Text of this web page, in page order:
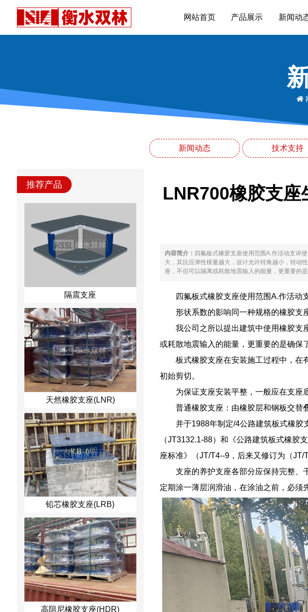
网站首页 产品展示 新闻动
新闻动态 技术支持
推荐产品
隔震支座
天然橡胶支座(LNR)
铅芯橡胶支座(LRB)
高阻尼橡胶支座(HDR)
LNR700橡胶支
内容简介： 四氟板式橡胶支座使用范围A.作活动支谇
大，其抗压弹性模量越大，设计允许转角越小，转动
座，不但可以隔离或耗散地震输入的能量，更重要的
四氟板式橡胶支座使用范围A.作活动
形状系数的影响同一种规格的橡胶支
我公司之所以提出建筑中使用橡胶支
或耗散地震输入的能量，更重要的是确保
板式橡胶支座在安装施工过程中，在
初始剪切。
为保证支座安装平整，一般应在支座
普通橡胶支座：由橡胶层和钢板交替
并于1988年制定/4公路建筑板式橡胶
（JT3132.1-88）和《公路建筑板式橡胶
座标准》（JT/T4--9，后来又修订为（
支座的养护支座各部分应保持完整、
定期涂一薄层润滑油，在涂油之前，必须